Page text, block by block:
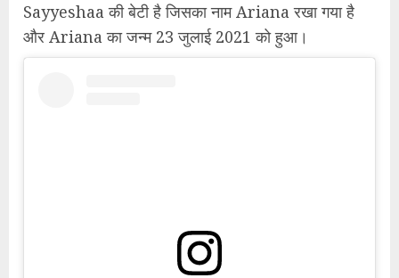
Sayyeshaa की बेटी है जिसका नाम Ariana रखा गया है
और Ariana का जन्म 23 जुलाई 2021 को हुआ।